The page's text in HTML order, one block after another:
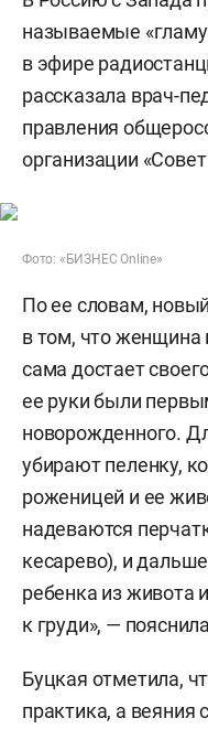
называемые
в эфире
рассказала врач-
правления
организации
Фото: «БИЗНЕС Online»
По ее словам,
в том, что женщина
сама достает
ее руки были
новорожденного.
убирают пеленку,
роженицей и ее
надеваются
кесарево), и
ребенка из живота
к груди», —
Буцкая отметила,
практика, а веяния